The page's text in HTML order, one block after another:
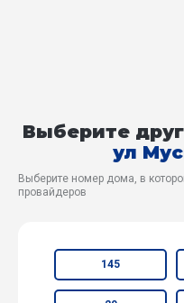
Выберите
ул
Выберите номер дома, в
провайдеров
145